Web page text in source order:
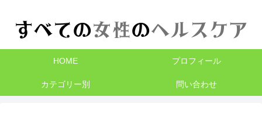
HOME プロフィール
カテゴリー別 問い合わせ